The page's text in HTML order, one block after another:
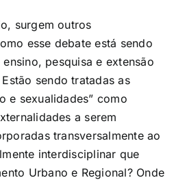
surgem outros
esse debate está sendo
pesquisa e extensão
sendo tratadas as
e sexualidades” como
a serem
transversalmente ao
interdisciplinar que
Urbano e Regional? Onde